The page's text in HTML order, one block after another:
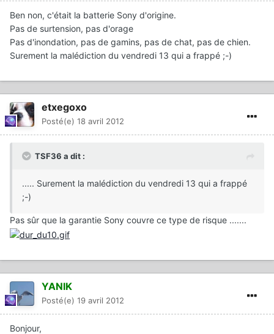
Ben non, c'était la batterie Sony d'origine.
Pas de surtension, pas d'orage
Pas d'inondation, pas de gamins, pas de chat, pas de chien.
Surement la malédiction du vendredi 13 qui a frappé ;-)
etxegoxo
Posté(e) 18 avril 2012
TSF36 a dit :
..... Surement la malédiction du vendredi 13 qui a frappé
;-)
Pas sûr que la garantie Sony couvre ce type de risque .......
YANIK
Posté(e) 19 avril 2012
Bonjour,